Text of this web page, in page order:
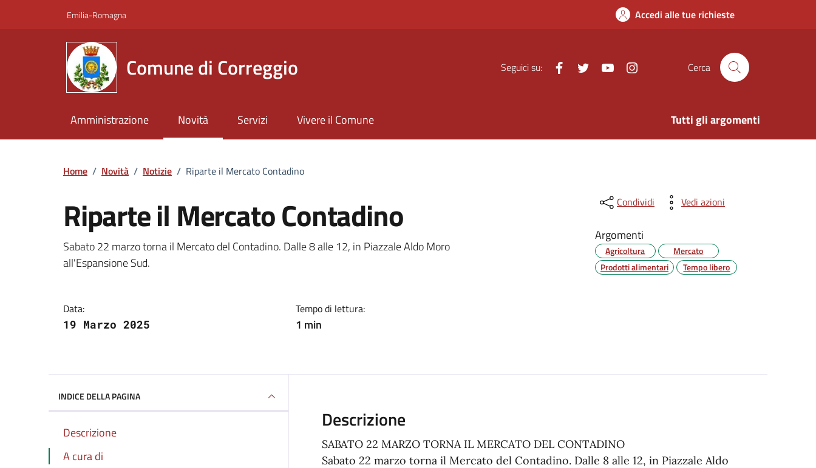
Emilia-Romagna Accedi alle tue richieste
Comune di Correggio Seguici su: FacebookTwitter Youtube Cerca
Amministrazione Novità Servizi Vivere il Comune Tutti gli argomenti
Home / Novità / Notizie / Riparte il Mercato Contadino
Riparte il Mercato Contadino
Dettagli della notizia
Sabato 22 marzo torna il Mercato del Contadino. Dalle 8 alle 12, in Piazzale Aldo Moro
all'Espansione Sud.
Data:
19 Marzo 2025
Tempo di lettura:
1 min
Condividi Vedi azioni
Argomenti
Agricoltura
Mercato
Prodotti alimentari
Tempo libero
INDICE DELLA PAGINA
Descrizione
A cura di
Descrizione
SABATO 22 MARZO TORNA IL MERCATO DEL CONTADINO
Sabato 22 marzo torna il Mercato del Contadino. Dalle 8 alle 12, in Piazzale Aldo